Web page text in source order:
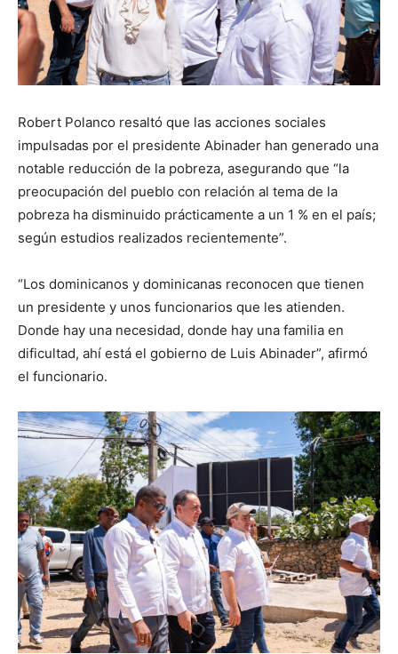
Robert Polanco resaltó que las acciones sociales
impulsadas por el presidente Abinader han generado una
notable reducción de la pobreza, asegurando que “la
preocupación del pueblo con relación al tema de la
pobreza ha disminuido prácticamente a un 1 % en el país;
según estudios realizados recientemente”.
“Los dominicanos y dominicanas reconocen que tienen
un presidente y unos funcionarios que les atienden.
Donde hay una necesidad, donde hay una familia en
dificultad, ahí está el gobierno de Luis Abinader”, afirmó
el funcionario.